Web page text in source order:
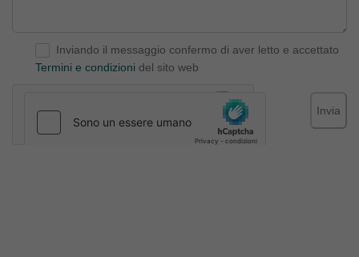
Inviando il messaggio confermo di aver letto e accettato
Termini e condizioni del sito web
Invia